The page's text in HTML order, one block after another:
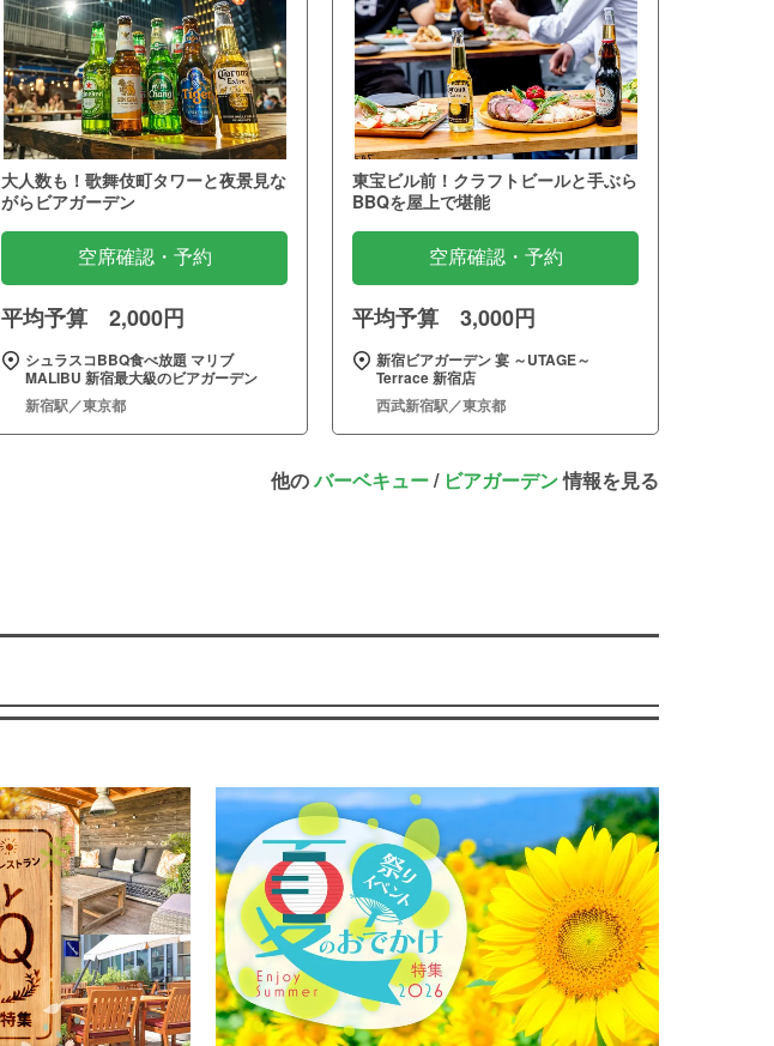
大人数も！歌舞伎町タワーと夜景見な
がらビアガーデン
空席確認・予約
平均予算 2,000円
シュラスコBBQ食べ放題 マリブ
MALIBU 新宿最大級のビアガーデン
新宿駅／東京都
東宝ビル前！クラフトビールと手ぶら
BBQを屋上で堪能
空席確認・予約
平均予算 3,000円
新宿ビアガーデン 宴 ～UTAGE～
Terrace 新宿店
西武新宿駅／東京都
他のバーベキュー/ ビアガーデン情報を見る